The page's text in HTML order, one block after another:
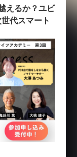
えるか？ユビ
代スマート